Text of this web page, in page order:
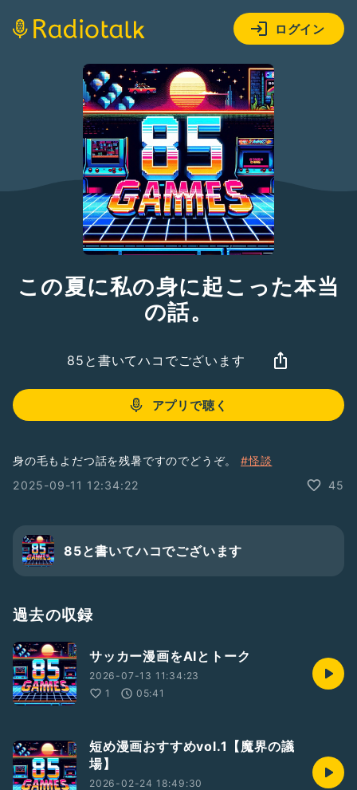
ログイン
この夏に私の身に起こった本当
の話。
85と書いてハコでございます
アプリで聴く
身の毛もよだつ話を残暑ですのでどうぞ。 #怪談
2025-09-11 12:34:22
45
85と書いてハコでございます
過去の収録
サッカー漫画をAIとトーク
2026-07-13 11:34:23
1
05:41
短め漫画おすすめvol.1【魔界の議
場】
2026-02-24 18:49:30